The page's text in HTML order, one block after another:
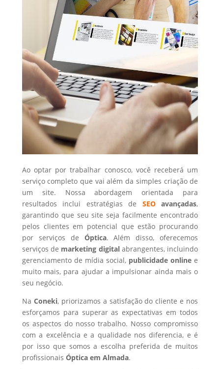
Ao optar por trabalhar conosco, você receberá um
serviço completo que vai além da simples criação de
um site. Nossa abordagem orientada para
resultados inclui estratégias de SEOavançadas,
garantindo que seu site seja facilmente encontrado
pelos clientes em potencial que estão procurando
por serviços de Óptica. Além disso, oferecemos
serviços de marketing digital abrangentes, incluindo
gerenciamento de mídia social, publicidade online e
muito mais, para ajudar a impulsionar ainda mais o
seu negócio.
Na Coneki, priorizamos a satisfação do cliente e nos
esforçamos para superar as expectativas em todos
os aspectos do nosso trabalho. Nosso compromisso
com a excelência e a qualidade nos diferencia, e é
por isso que somos a escolha preferida de muitos
profissionais Ópticaem Almada.